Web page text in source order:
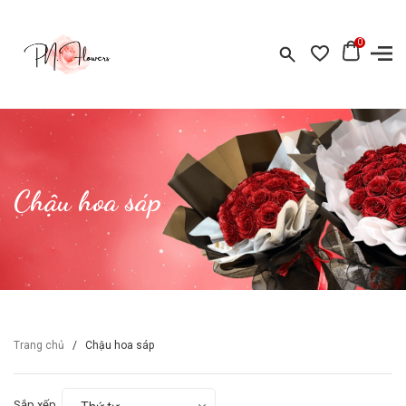
0
Chậu hoa sáp
Trang chủ / Chậu hoa sáp